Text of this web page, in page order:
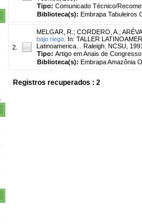
Tipo: Comunicado Técnico/
Biblioteca(s): Embrapa Tabuleiros
2.
MELGAR, R. ; CORDERO, A. ;
bajo riego. In: TALLER
Latinoamerica... Raleigh: NCSU,
Tipo: Artigo em Anais de Congresso
Biblioteca(s): Embrapa Amazônia
Registros recuperados : 2